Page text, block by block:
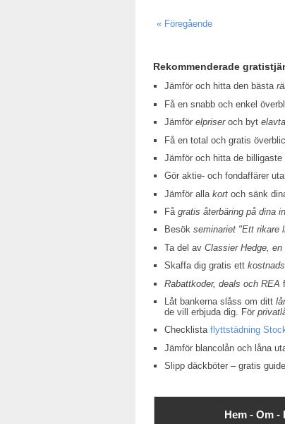
« Föregående
Rekommenderade
Jämför och hitta den bästa
Få en snabb och enkel
Jämförelpriseroch byt
Få en total och gratis
Jämför och hitta de
Gör aktie- och fondaffärer
Jämför allakort och sänk
Fågratis återbäring på dina
Besökseminariet "Ett rikare
Ta del avClassier Hedge,
Skaffa dig gratis ett
Rabattkoder, deals och REA
Låt bankerna slåss om ditt
de vill erbjuda dig. För
Checklistaflyttstädning
Jämför blancolån och låna
Slipp däckböter – gratis
Hem - Om -